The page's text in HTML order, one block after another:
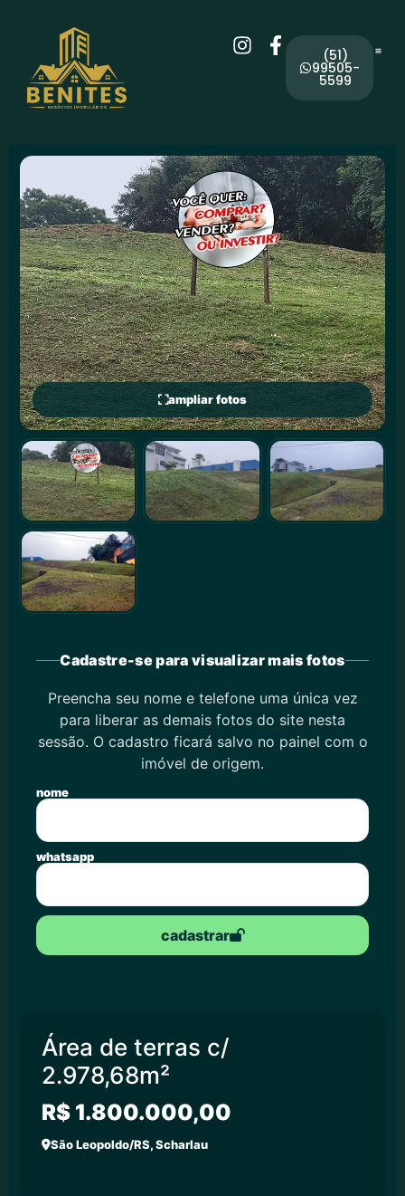
(51)
99505-
5599
ampliar fotos
Cadastre-se para visualizar mais fotos
Preencha seu nome e telefone uma única vez
para liberar as demais fotos do site nesta
sessão. O cadastro ficará salvo no painel com o
imóvel de origem.
nome
whatsapp
cadastrar
Área de terras c/
2.978,68m²
R$ 1.800.000,00
São Leopoldo/RS, Scharlau